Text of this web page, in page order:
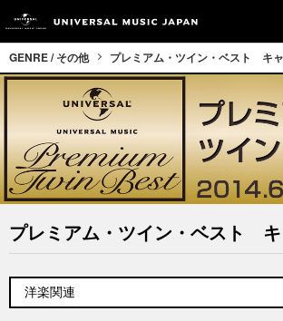
GENRE / その他 プレミアム・ツイン・ベスト キ
プレミアム・ツイン・ベスト キ